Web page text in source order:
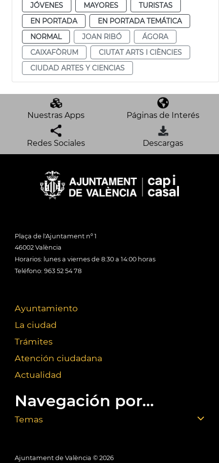
JÓVENES
MAYORES
TURISTAS
EN PORTADA
EN PORTADA TEMÁTICA
NORMAL
JOAN RIBÓ
ÁGORA
CAIXAFÒRUM
CIUTAT ARTS I CIÈNCIES
CIUDAD ARTES Y CIENCIAS
Nuestras Apps Páginas de Interés
Redes Sociales Descargas
Plaça de l'Ajuntament nº 1
46002 València
Horarios: lunes a viernes de 8:30 a 14:00 horas
Teléfono: 963 52 54 78
Ayuntamiento
La ciudad
Trámites
Atención ciudadana
Actualidad
Navegación por...
Temas
Ajuntament de València © 2026